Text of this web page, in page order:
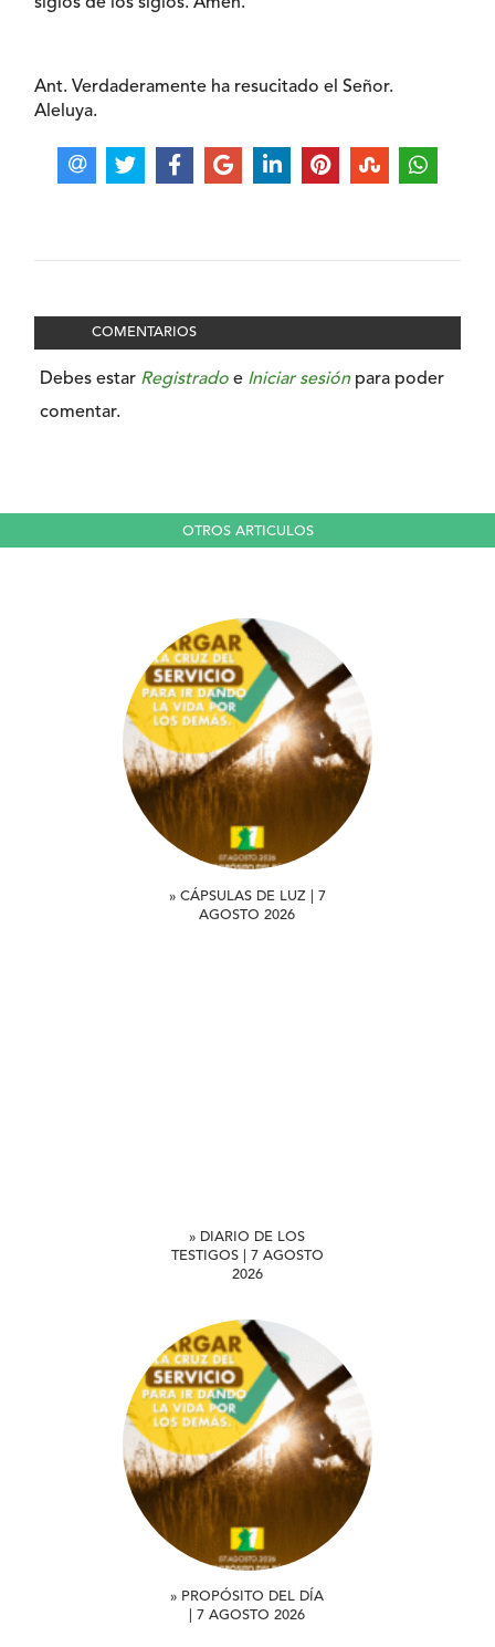
Ant. Verdaderamente ha resucitado el Señor.
Aleluya.
COMENTARIOS
Debes estar Registrado e Iniciar sesión para poder
comentar.
OTROS ARTICULOS
» CÁPSULAS DE LUZ | 7
AGOSTO 2026
» DIARIO DE LOS
TESTIGOS | 7 AGOSTO
2026
» PROPÓSITO DEL DÍA
| 7 AGOSTO 2026